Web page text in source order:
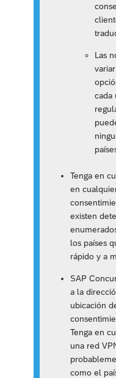
Las
cada
Tenga en
en
existen
los países
rápido y a
SAP
a la
ubicación
Tenga en
una red
como el